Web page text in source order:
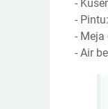
-
-
- Meja
- Air